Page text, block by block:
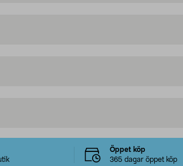
Öppet köp
365 dagar öppet köp